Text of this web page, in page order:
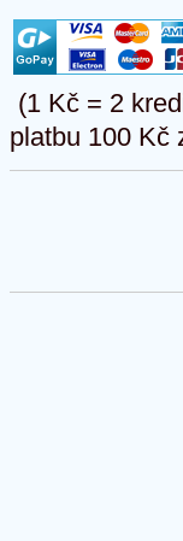
(1 Kč = 2
platbu 100 Kč